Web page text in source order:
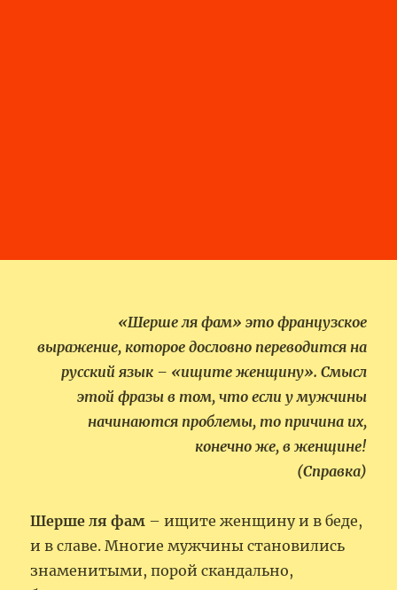
«Шерше ля фам» это французское
выражение, которое дословно переводится на
русский язык – «ищите женщину». Смысл
этой фразы в том, что если у мужчины
начинаются проблемы, то причина их,
конечно же, в женщине!
(Справка)
Шерше ля фам – ищите женщину и в беде,
и в славе. Многие мужчины становились
знаменитыми, порой скандально,